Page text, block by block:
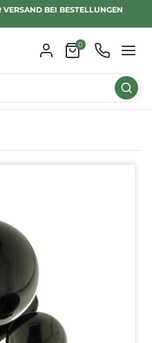
VERSAND BEI BESTELLUNGEN
0